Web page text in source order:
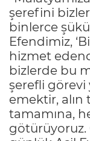
şerefini
binlerce
Efendimiz,
hizmet
bizlerde bu
şerefli
emektir, alın
tamamına,
götürüyoruz.